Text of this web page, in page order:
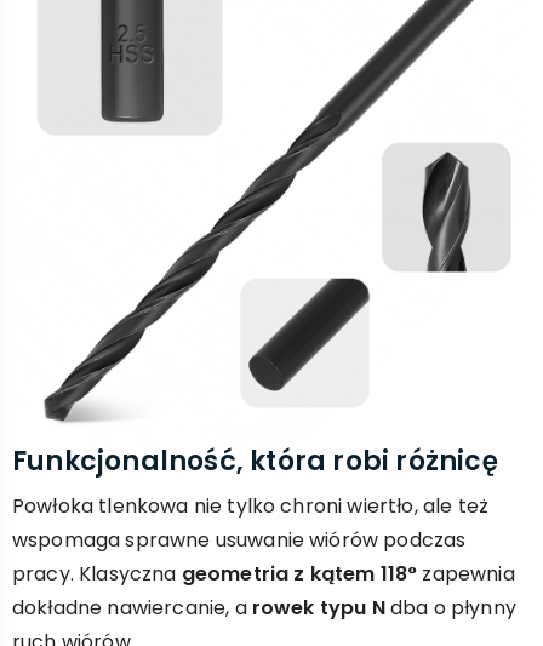
Funkcjonalność, która robi różnicę
Powłoka tlenkowa nie tylko chroni wiertło, ale też
wspomaga sprawne usuwanie wiórów podczas
pracy. Klasyczna geometria z kątem 118° zapewnia
dokładne nawiercanie, a rowek typu Ndba o płynny